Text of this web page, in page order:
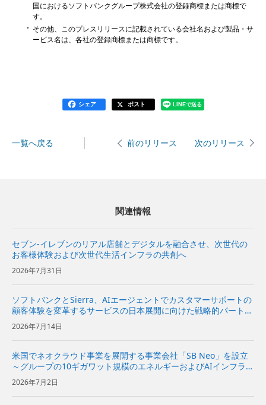
国におけるソフトバンクグループ株式会社の登録商標または商標で
す。
その他、このプレスリリースに記載されている会社名および製品・サ
ービス名は、各社の登録商標または商標です。
シェア ポスト LINEで送る
一覧へ戻る 前のリリース 次のリリース
関連情報
セブン-イレブンのリアル店舗とデジタルを融合させ、次世代の
お客様体験および次世代生活インフラの共創へ
2026年7月31日
ソフトバンクとSierra、AIエージェントでカスタマーサポートの
顧客体験を変革するサービスの日本展開に向けた戦略的パートナ
ーシップ契約を締結〜Sierraの対話型AIプラットフォームをソフ
トバンクが日本市場で独占販売代理店として販売開始〜...
2026年7月14日
米国でネオクラウド事業を展開する事業会社「SB Neo」を設立
～グループの10ギガワット規模のエネルギーおよびAIインフラを
基に、米国の企業向けにネオクラウドサービスを提供～
2026年7月2日